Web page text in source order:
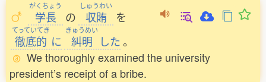
がくちょう
学長 の
しゅうわい
収賄 を
てっていてき
徹底的 に
きゅうめい
糾明 した。
We thoroughly examined the university
president’s receipt of a bribe.